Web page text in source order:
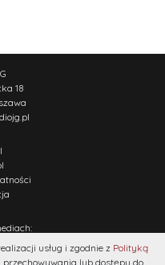
usług i zgodnie z Polityką
przechowywania lub dostępu do
18